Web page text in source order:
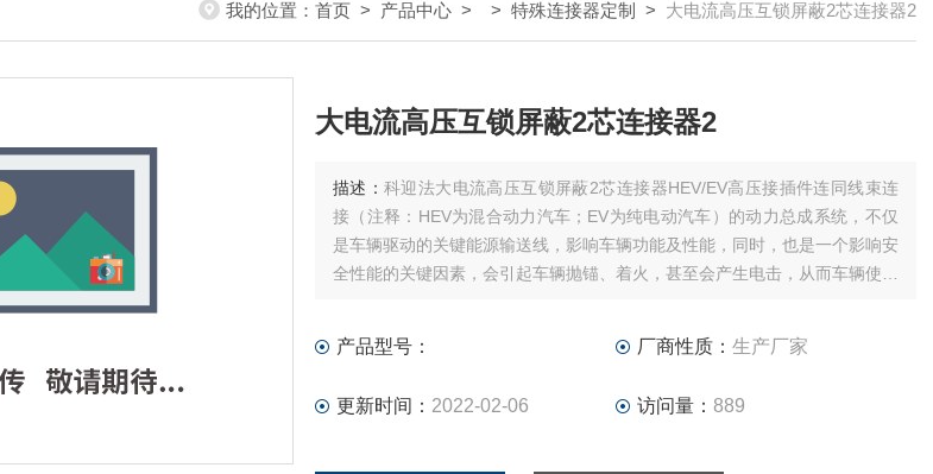
我的位置： 首页 > 产品中心 > > 特殊连接器定制 > 大电流高压互锁屏蔽2芯连接器2
大电流高压互锁屏蔽2芯连接器2
描述： 科迎法大电流高压互锁屏蔽2芯连接器HEV/EV高压接插件连同线束连
接（注释：HEV为混合动力汽车；EV为纯电动汽车）的动力总成系统，不仅
是车辆驱动的关键能源输送线，影响车辆功能及性能，同时，也是一个影响安
全性能的关键因素，会引起车辆抛锚、着火，甚至会产生电击，从而车辆使用
产品型号： 厂商性质： 生产厂家
更新时间： 2022-02-06 访问量： 889